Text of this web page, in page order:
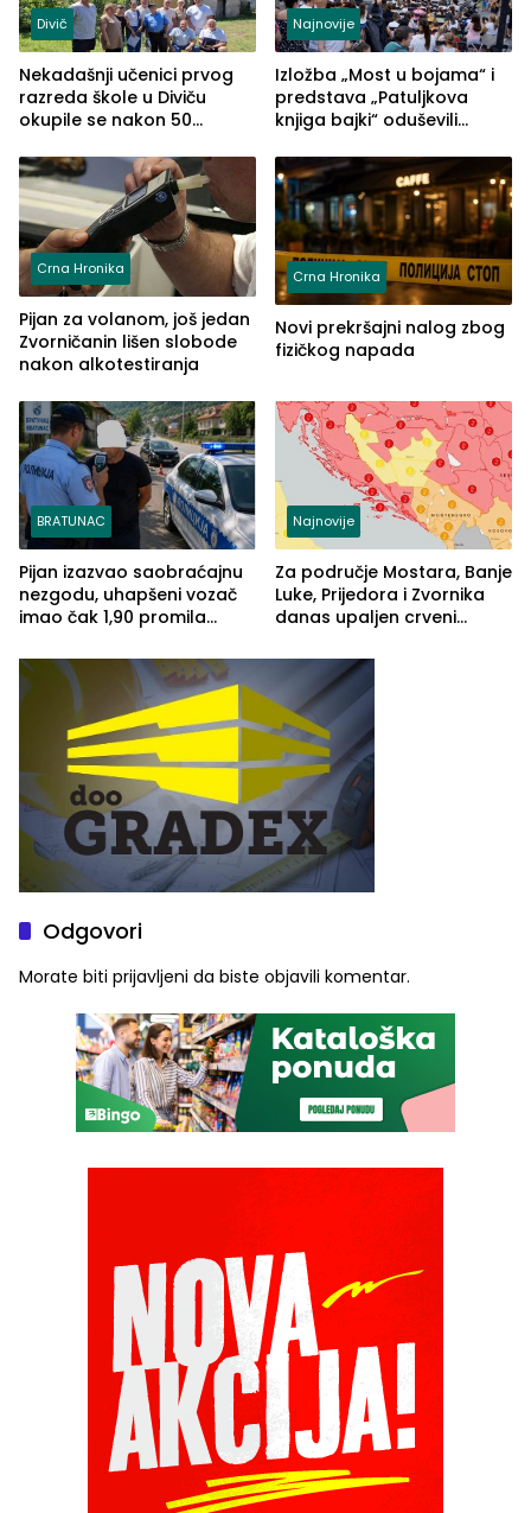
Divič
Nekadašnji učenici prvog
razreda škole u Diviču
okupile se nakon 50
Pašić im održao čas
(FOTO)
Najnovije
Izložba „Most u bojama“ i
predstava „Patuljkova
knjiga bajki“ oduševili
Crna Hronika
Pijan za volanom, još jedan
Zvorničanin lišen slobode
nakon alkotestiranja
Crna Hronika
Novi prekršajni nalog zbog
fizičkog napada
BRATUNAC
Pijan izazvao saobraćajnu
nezgodu, uhapšeni vozač
imao čak 1,90 promila
Najnovije
Za područje Mostara, Banje
Luke, Prijedora i Zvornika
danas upaljen crveni
Odgovori
Morate biti prijavljeni da biste objavili komentar.